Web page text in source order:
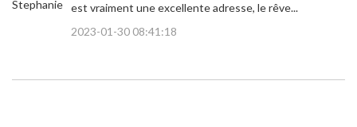
Stephanie est vraiment une excellente adresse, le rêve...
2023-01-30 08:41:18